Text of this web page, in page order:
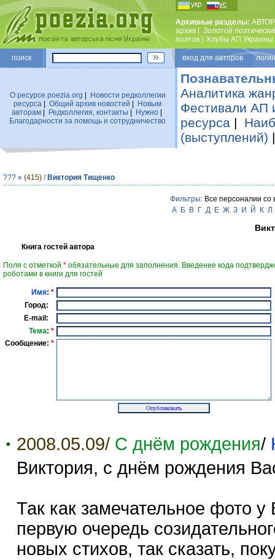
укр рус
Архивные разделы:
архив
Золотой
поэтов
Клубы АП Украины
поиск вход для авторов
О ресурсе poezia.org
Новости редколлегии
ресурса
Общий архив новостей
Новым
авторам| Редколлегия, контакты Нужно|
Благодарности за помощь и сотрудничество
Аналитика
Фестивали АП
ресурса |
(выступлений)
??? » (415) / Виктория Тищенко
Фильтры: Все персоналии со
А
Б В Г Д Е Ж З И Й К Л
Книга гостей автора
Поля с отметкой * обязательные для заполнения. Введение кода
роботами в книги для гостей
Имя: *
Город:
E-mail:
Тема: *
Сообщение: *
2008.05.09/ С днём рождения/
Виктория, с днём рождения
Так как замечательное фото
первую очередь
новых стихов, так сказать,